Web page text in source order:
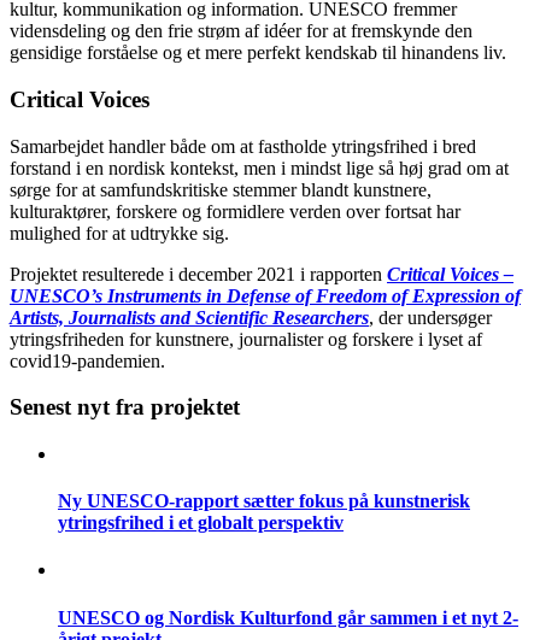
kultur, kommunikation og information. UNESCO fremmer
vidensdeling og den frie strøm af idéer for at fremskynde den
gensidige forståelse og et mere perfekt kendskab til hinandens liv.
Critical Voices
Samarbejdet handler både om at fastholde ytringsfrihed i bred
forstand i en nordisk kontekst, men i mindst lige så høj grad om at
sørge for at samfundskritiske stemmer blandt kunstnere,
kulturaktører, forskere og formidlere verden over fortsat har
mulighed for at udtrykke sig.
Projektet resulterede i december 2021 i rapporten Critical Voices –
UNESCO’s Instruments in Defense of Freedom of Expression of
Artists, Journalists and Scientific Researchers, der undersøger
ytringsfriheden for kunstnere, journalister og forskere i lyset af
covid19-pandemien.
Senest nyt fra projektet
Ny UNESCO-rapport sætter fokus på kunstnerisk
ytringsfrihed i et globalt perspektiv
UNESCO og Nordisk Kulturfond går sammen i et nyt 2-